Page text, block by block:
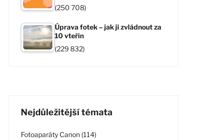
(250 708)
Úprava fotek – jak ji zvládnout za
10 vteřin
(229 832)
Nejdůležitější témata
Fotoaparáty Canon (114)